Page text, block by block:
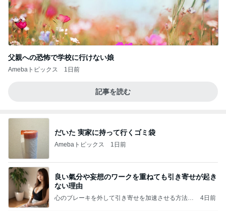
父親への恐怖で学校に行けない娘
Amebaトピックス 1日前
記事を読む
だいた 実家に持って行くゴミ袋
Amebaトピックス 1日前
良い氣分や妄想のワークを重ねても引き寄せが起き
ない理由
心のブレーキを外して引き寄せを加速させる方法：
4日前